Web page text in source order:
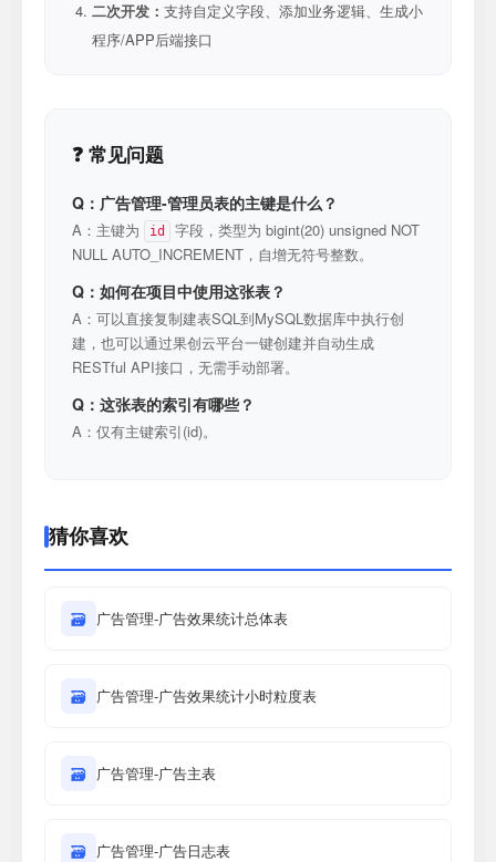
二次开发： 支持自定义字段、添加业务逻辑、生成小
程序/APP后端接口
❓ 常见问题
Q：广告管理-管理员表的主键是什么？
A：主键为 id
字段，类型为 bigint(20) unsigned NOT
NULL AUTO_INCREMENT，自增无符号整数。
Q：如何在项目中使用这张表？
A：可以直接复制建表SQL到MySQL数据库中执行创
建，也可以通过果创云平台一键创建并自动生成
RESTful API接口，无需手动部署。
Q：这张表的索引有哪些？
A：仅有主键索引(id)。
猜你喜欢
🗃 广告管理-广告效果统计总体表
🗃 广告管理-广告效果统计小时粒度表
🗃 广告管理-广告主表
🗃 广告管理-广告日志表